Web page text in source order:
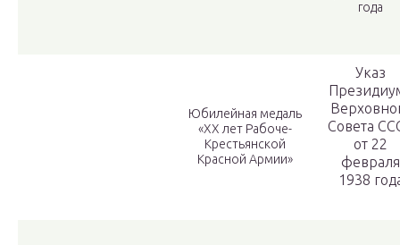
года
Юбилейная медаль
«XX лет Рабоче-
Крестьянской
Красной Армии»
Указ
Совета
от 22
февраля
1938